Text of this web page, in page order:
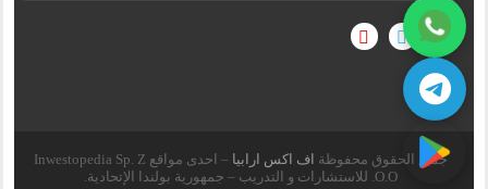
جميع الحقوق محفوظة اف اكس ارابيا
– احدى مواقع Inwestopedia Sp. Z
O.O. للاستشارات و التدريب – جمهورية بولندا الإتحادية.